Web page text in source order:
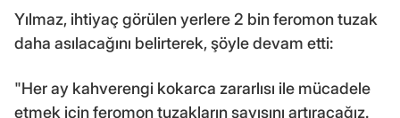
Yılmaz, ihtiyaç görülen yerlere 2 bin feromon tuzak
daha asılacağını belirterek, şöyle devam etti:
"Her ay kahverengi kokarca zararlısı ile mücadele
etmek için feromon tuzakların sayısını artıracağız.